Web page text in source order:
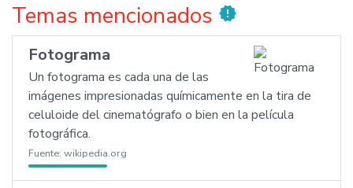
Temas mencionados new_releases
Fotograma
Un fotograma es cada una de las
imágenes impresionadas químicamente en la tira de
celuloide del cinematógrafo o bien en la película
fotográfica.
Fuente: wikipedia.org